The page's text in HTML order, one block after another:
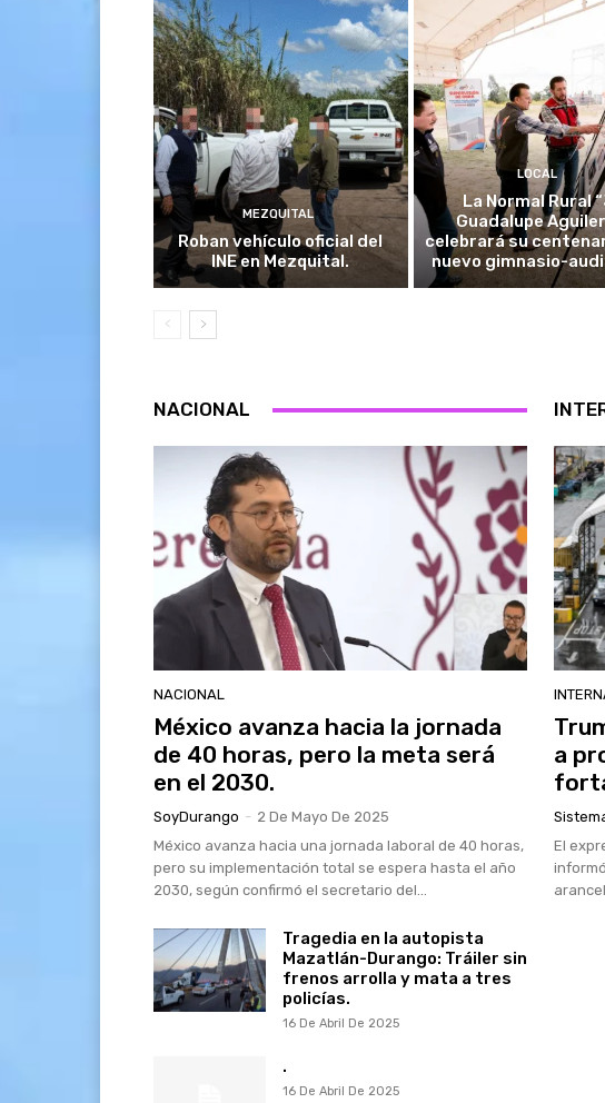
MEZQUITAL
Roban vehículo oficial del
INE en Mezquital.
LOCAL
La Normal Rural
Guadalupe
celebrará su
nuevo gimnasio-
NACIONAL
NACIONAL
México avanza hacia la jornada
de 40 horas, pero la meta será
en el 2030.
SoyDurango - 2 De Mayo De 2025
México avanza hacia una jornada laboral de 40 horas,
pero su implementación total se espera hasta el año
2030, según confirmó el secretario del...
Tragedia en la autopista
Mazatlán-Durango: Tráiler sin
frenos arrolla y mata a tres
policías.
16 De Abril De 2025
.
16 De Abril De 2025
a
El